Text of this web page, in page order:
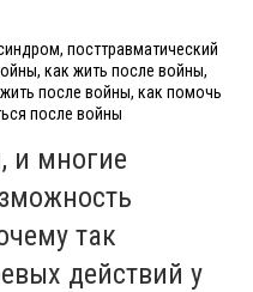
посттравматический
как жить после войны,
после войны, как помочь
после войны
и многие
так
действий у